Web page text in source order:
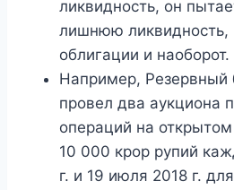
ликвидность, он
лишнюю ликвидность,
облигации и наоборот.
Например, Резервный
провел два аукциона
операций на
10 000 крор рупий
г. и 19 июля 2018 г.